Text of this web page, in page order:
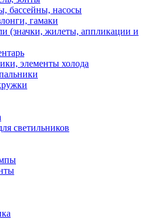
бассейны, насосы
гамаки
(значки, жилеты, аппликации и
элементы холода
светильников